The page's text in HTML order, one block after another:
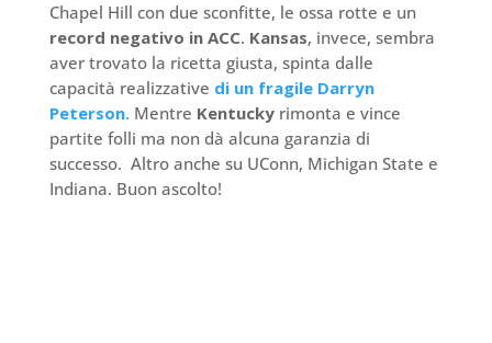
Chapel Hill con due sconfitte, le ossa rotte e un
record negativo in ACC. Kansas, invece, sembra
aver trovato la ricetta giusta, spinta dalle
capacità realizzative di un fragile Darryn
Peterson.Mentre Kentuckyrimonta e vince
partite folli ma non dà alcuna garanzia di
successo. Altro anche su UConn, Michigan State e
Indiana. Buon ascolto!